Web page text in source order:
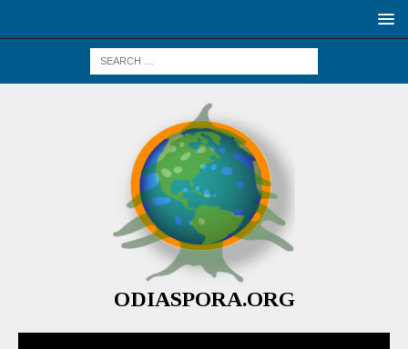
ODIASPORA.ORG